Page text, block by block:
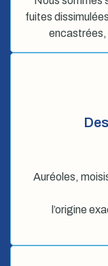
fuites
Auréoles,
l’origine